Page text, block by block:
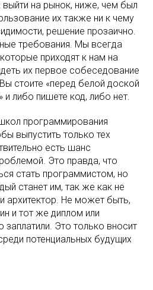
на рынок, ниже, чем был
их также ни к чему
решение прозаично.
требования. Мы всегда
приходят к нам на
их первое собеседование
стоите «перед белой доской
либо пишете код, либо нет.
программирования
выпустить только тех
есть шанс
Это правда, что
стать программистом, но
станет им, так же как не
архитектор. Не может быть,
и тот же диплом или
заплатили. Это только вносит
потенциальных будущих